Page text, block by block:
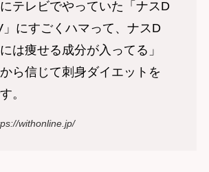
テレビでやっていた「ナスD
」にすごくハマって、ナスD
は痩せる成分が入ってる」
ら信じて刺身ダイエットを
。
withonline.jp/